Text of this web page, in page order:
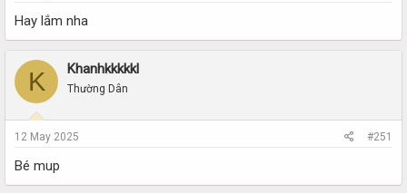
Hay lắm nha
K Khanhkkkkkl
Thường Dân
12 May 2025 #251
Bé mup